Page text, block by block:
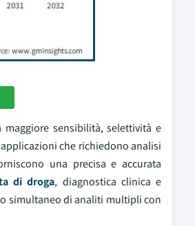
sensibilità, selettività e
che richiedono analisi
una precisa e accurata
di droga, diagnostica clinica e
simultaneo di analiti multipli con